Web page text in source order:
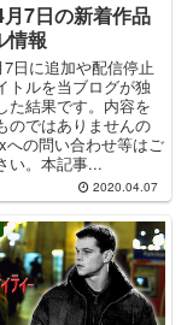
7日の新着作品
情報
7日に追加や配信停止
トルを当ブログが独
た結果です。内容を
のではありませんの
への問い合わせ等はご
い。本記事...
2020.04.07